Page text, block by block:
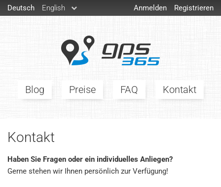
Anmelden Registrieren
Deutsch English
Blog Preise FAQ Kontakt
Kontakt
Haben Sie Fragen oder ein individuelles Anliegen?
Gerne stehen wir Ihnen persönlich zur Verfügung!